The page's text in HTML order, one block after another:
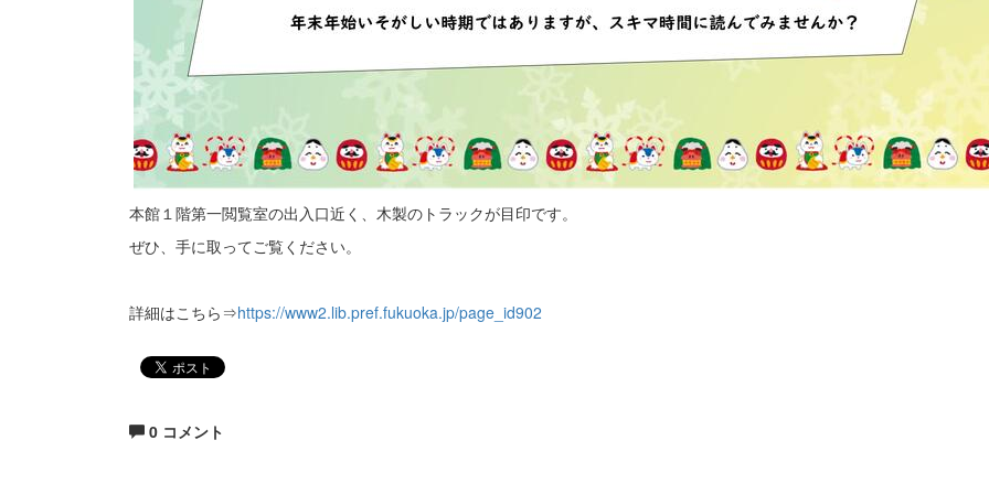
本館１階第一閲覧室の出入口近く、木製のトラックが目印です。
ぜひ、手に取ってご覧ください。
詳細はこちら⇒https://www2.lib.pref.fukuoka.jp/page_id902
0 コメント